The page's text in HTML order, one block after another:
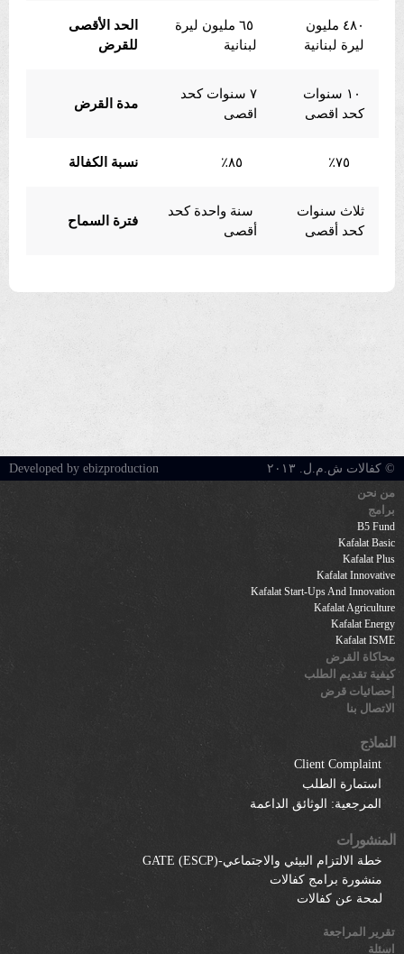
٤٨٠ مليون
ليرة لبنانية
٦٥ مليون ليرة
لبنانية
الحد الأقصى
للقرض
١٠ سنوات
كحد اقصى
٧ سنوات كحد
اقصى
مدة القرض
نسبة الكفالة
ثلاث سنوات
كحد أقصى
سنة واحدة كحد
أقصى
فترة السماح
© كفالات ش.م.ل. ٢٠١٣
Developed by ebizproduction
من نحن
برامج
B5 Fund
Kafalat Basic
Kafalat Plus
Kafalat Innovative
Kafalat Start-Ups And Innovation
Kafalat Agriculture
Kafalat Energy
Kafalat ISME
محاكاة القرض
كيفية تقديم الطلب
إحصائيات قرض
الاتصال بنا
النماذج
Client Complaint
استمارة الطلب
المرجعية: الوثائق الداعمة
المنشورات
خطة الالتزام البيئي والاجتماعي-GATE (ESCP)
منشورة برامج كفالات
لمحة عن كفالات
تقرير المراجعة
اسئلة